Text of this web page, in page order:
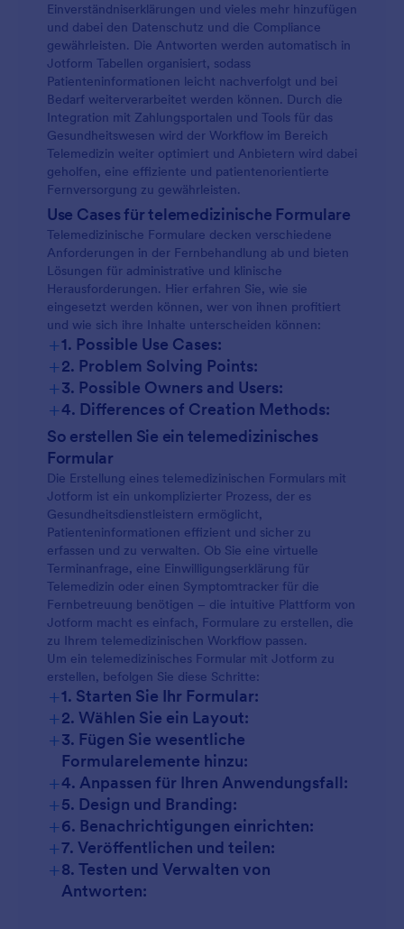
Einverständniserklärungen und vieles mehr hinzufügen
und dabei den Datenschutz und die Compliance
gewährleisten. Die Antworten werden automatisch in
Jotform Tabellen organisiert, sodass
Patienteninformationen leicht nachverfolgt und bei
Bedarf weiterverarbeitet werden können. Durch die
Integration mit Zahlungsportalen und Tools für das
Gesundheitswesen wird der Workflow im Bereich
Telemedizin weiter optimiert und Anbietern wird dabei
geholfen, eine effiziente und patientenorientierte
Fernversorgung zu gewährleisten.
Use Cases für telemedizinische Formulare
Telemedizinische Formulare decken verschiedene
Anforderungen in der Fernbehandlung ab und bieten
Lösungen für administrative und klinische
Herausforderungen. Hier erfahren Sie, wie sie
eingesetzt werden können, wer von ihnen profitiert
und wie sich ihre Inhalte unterscheiden können:
+1. Possible Use Cases:
+2. Problem Solving Points:
+3. Possible Owners and Users:
+4. Differences of Creation Methods:
So erstellen Sie ein telemedizinisches
Formular
Die Erstellung eines telemedizinischen Formulars mit
Jotform ist ein unkomplizierter Prozess, der es
Gesundheitsdienstleistern ermöglicht,
Patienteninformationen effizient und sicher zu
erfassen und zu verwalten. Ob Sie eine virtuelle
Terminanfrage, eine Einwilligungserklärung für
Telemedizin oder einen Symptomtracker für die
Fernbetreuung benötigen – die intuitive Plattform von
Jotform macht es einfach, Formulare zu erstellen, die
zu Ihrem telemedizinischen Workflow passen.
Um ein telemedizinisches Formular mit Jotform zu
erstellen, befolgen Sie diese Schritte:
+1. Starten Sie Ihr Formular:
+2. Wählen Sie ein Layout:
+3. Fügen Sie wesentliche
Formularelemente hinzu:
+4. Anpassen für Ihren Anwendungsfall:
+5. Design und Branding:
+6. Benachrichtigungen einrichten:
+7. Veröffentlichen und teilen:
+8. Testen und Verwalten von
Antworten: